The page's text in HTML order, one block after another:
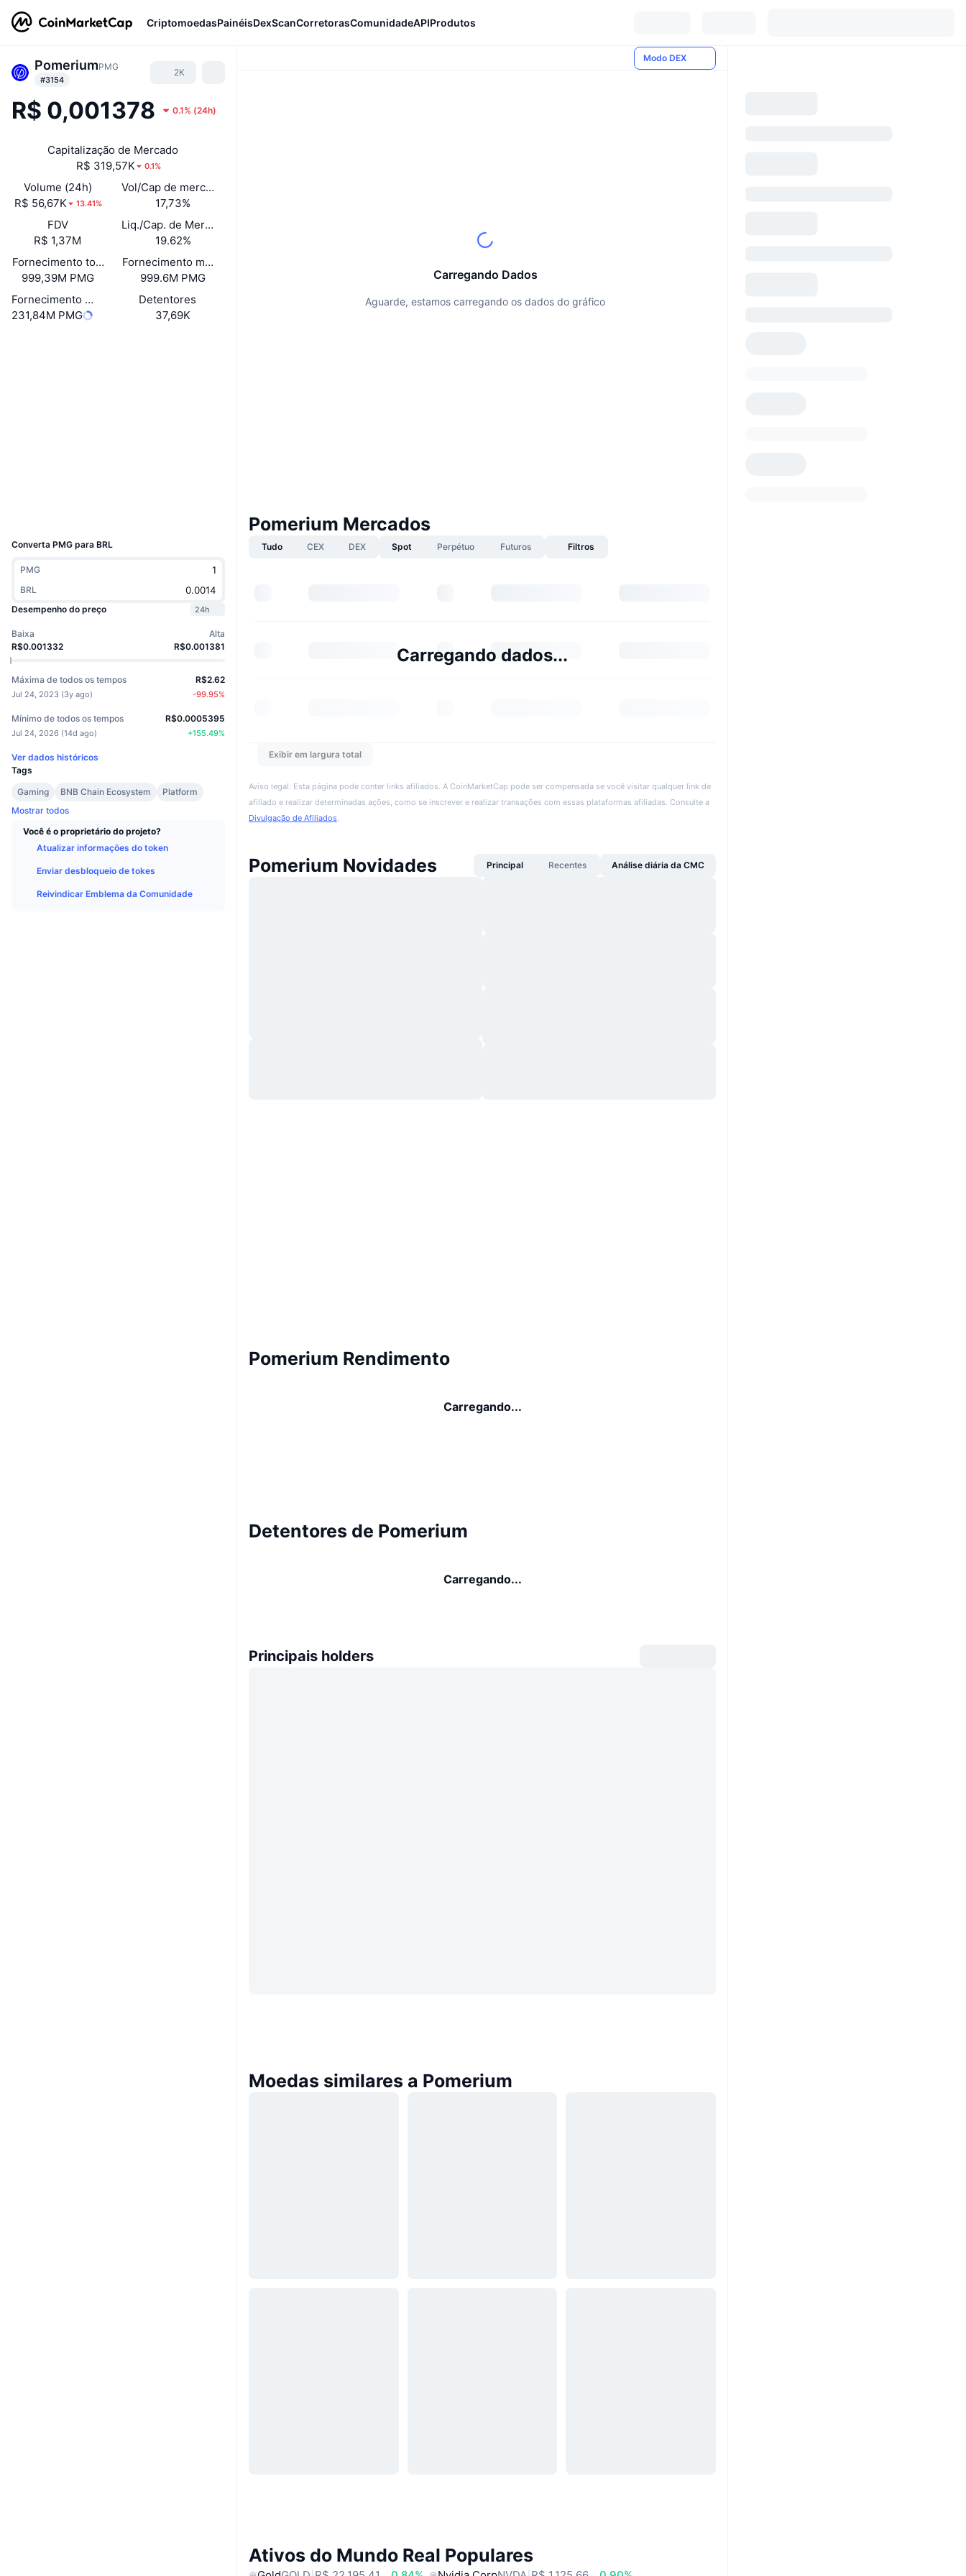
CriptomoedasPainéisDexScanCorretorasComunidadeAPIProdutos
PomeriumPMG
#3154
2K
R$ 0,001378 0.1% (24h)
Capitalização de Mercado
R$ 319,57K
0.1%
Volume (24h)
R$ 56,67K
13.41%
Vol/Cap de mercado (24h)
17,73%
FDV
R$ 1,37M
Liq./Cap. de Mercado
19.62%
Fornecimento total
999,39M PMG
Fornecimento máximo
999.6M PMG
Fornecimento em circulação
231,84M PMG
Detentores
37,69K
Converta PMG para BRL
PMG
BRL
Desempenho do preço
24h
Baixa
R$0.001332
Alta
R$0.001381
Máxima de todos os tempos
Jul 24, 2023 (3y ago)
R$2.62
-99.95%
Mínimo de todos os tempos
Jul 24, 2026 (14d ago)
R$0.0005395
+155.49%
Ver dados históricos
Tags
Gaming
BNB Chain Ecosystem
Platform
Mostrar todos
Você é o proprietário do projeto?
Atualizar informações do token
Enviar desbloqueio de tokes
Reivindicar Emblema da Comunidade
Modo DEX
Carregando Dados
Aguarde, estamos carregando os dados do gráfico
Pomerium Mercados
Tudo CEX DEX Spot Perpétuo Futuros Filtros
Carregando dados...
Exibir em largura total
Aviso legal: Esta página pode conter links afiliados. A CoinMarketCap pode ser compensada se você visitar qualquer link de
afiliado e realizar determinadas ações, como se inscrever e realizar transações com essas plataformas afiliadas. Consulte a
Divulgação de Afiliados.
Pomerium Novidades Principal Recentes Análise diária da CMC
Pomerium Rendimento
Carregando...
Detentores de Pomerium
Carregando...
Principais holders
Moedas similares a Pomerium
Ativos do Mundo Real Populares